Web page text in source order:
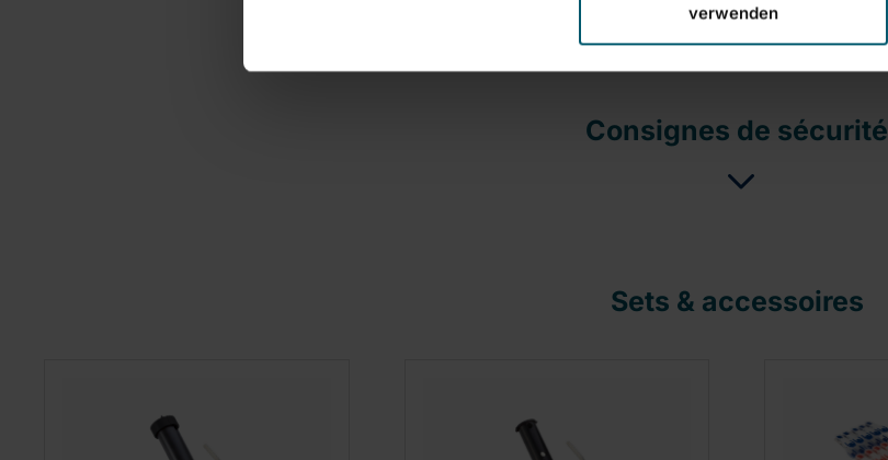
verwenden
Consignes de sécurité
Sets & accessoires